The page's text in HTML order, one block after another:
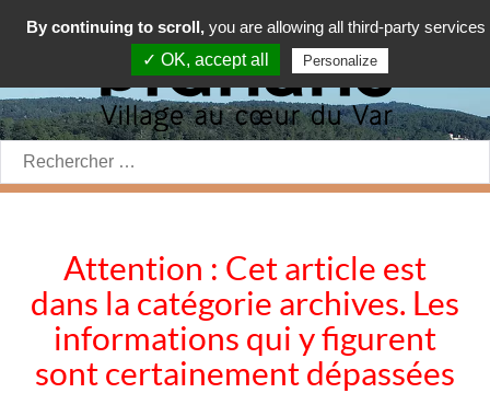
Rechercher:
Attention : Cet article est
dans la catégorie archives. Les
informations qui y figurent
sont certainement dépassées
By continuing to scroll, you are allowing all third-party services
✓ OK, accept all
Personalize